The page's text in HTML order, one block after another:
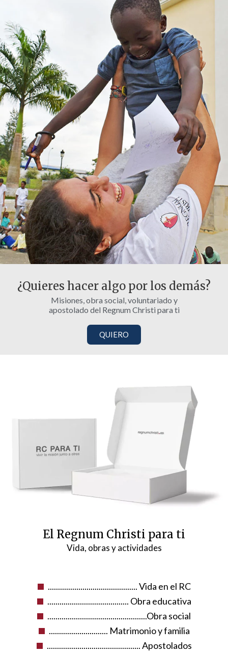
¿Quieres hacer algo por los demás?
Misiones, obra social, voluntariado y
apostolado del Regnum Christi para ti
QUIERO
El Regnum Christi para ti
Vida, obras y actividades
............................................ Vida en el RC
........................................ Obra educativa
.................................................Obra social
............................. Matrimonio y familia
.............................................. Apostolados